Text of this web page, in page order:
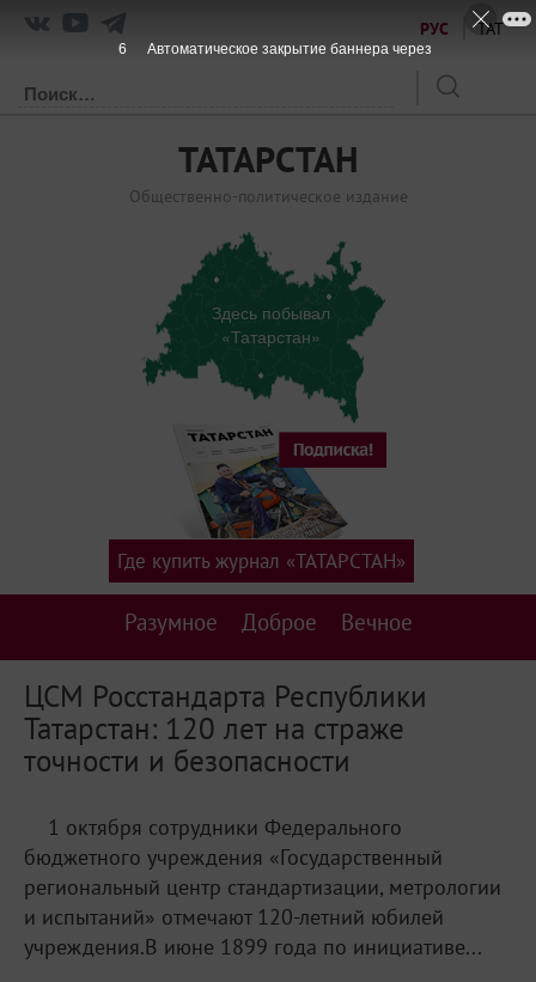
РУС ТАТ
ТАТАРСТАН
Общественно-политическое издание
Здесь побывал
«Татарстан»
Разумное Доброе Вечное
Где купить журнал «ТАТАРСТАН»
ЦСМ Росстандарта Республики
Татарстан: 120 лет на страже
точности и безопасности
1 октября сотрудники Федерального
бюджетного учреждения «Государственный
региональный центр стандартизации, метрологии
и испытаний» отмечают 120-летний юбилей
учреждения.В июне 1899 года по инициативе...
5 Автоматическое закрытие баннера через